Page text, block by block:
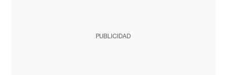
PUBLICIDAD